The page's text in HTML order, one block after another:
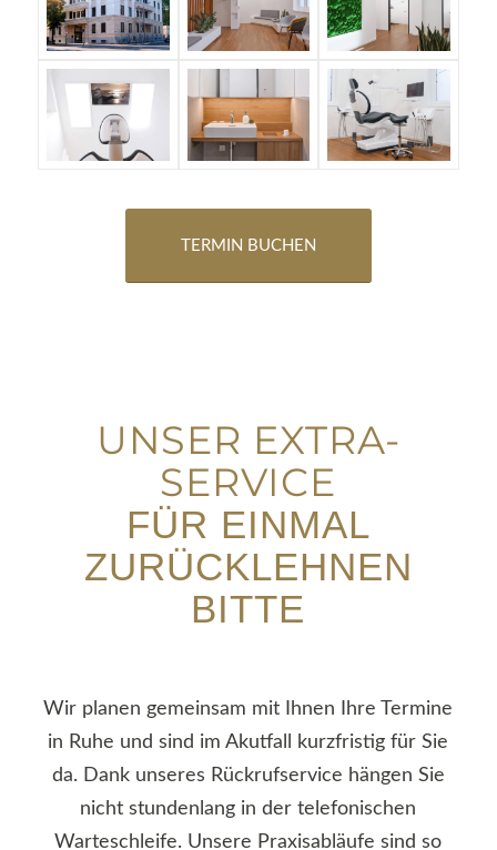
TERMIN BUCHEN
UNSER EXTRA-
SERVICE
FÜR EINMAL
ZURÜCK­LEHNEN
BITTE
Wir planen gemeinsam mit Ihnen Ihre Termine
in Ruhe und sind im Akutfall kurzfristig für Sie
da. Dank unseres Rückrufservice hängen Sie
nicht stundenlang in der telefonischen
Warteschleife. Unsere Praxisabläufe sind so